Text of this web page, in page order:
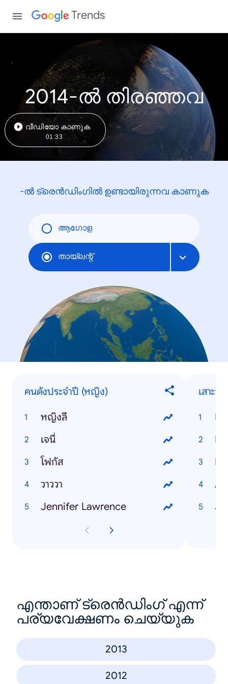
Trends
2014-ൽ തിരഞ്ഞവ
വീഡിയോ കാണുക
01:33
-ൽ ട്രെൻഡിംഗിൽ ഉണ്ടായിരുന്നവ കാണുക
ആഗോള
തായ്‌ലന്റ്
คนดังประจำปี (หญิง)
หญิงลี
เจนี่
โฟกัส
วาววา
Jennifer Lawrence
เสาะห
എന്താണ് ട്രെൻഡിംഗ് എന്ന്
പര്യവേക്ഷണം ചെയ്യുക
2013
2012